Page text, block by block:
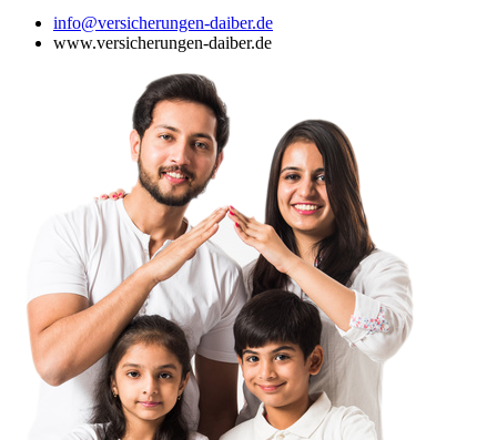
info@versicherungen-daiber.de
www.versicherungen-daiber.de